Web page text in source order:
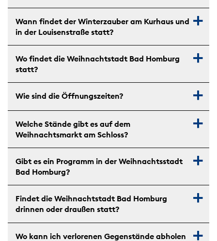
Wann findet der Winterzauber am Kurhaus und
in der Louisenstraße statt?
Wo findet die Weihnachtstadt Bad Homburg
statt?
Wie sind die Öffnungszeiten?
Welche Stände gibt es auf dem
Weihnachtsmarkt am Schloss?
Gibt es ein Programm in der Weihnachtsstadt
Bad Homburg?
Findet die Weihnachtstadt Bad Homburg
drinnen oder draußen statt?
Wo kann ich verlorenen Gegenstände abholen